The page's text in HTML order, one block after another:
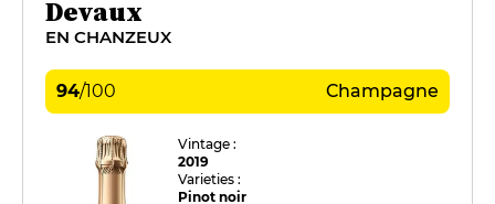
Devaux
EN CHANZEUX
94/100 Champagne
Vintage :
2019
Varieties :
Pinot noir